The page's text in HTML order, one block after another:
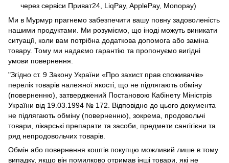
через сервіси Приват24, LiqPay, ApplePay, Monopay)
Ми в Мурмур прагнемо забезпечити вашу повну задоволеність
нашими продуктами. Ми розуміємо, що іноді можуть виникати
ситуації, коли вам потрібна додаткова допомога або заміна
товару. Тому ми надаємо гарантію та пропонуємо вигідні
умови повернення.
"Згідно ст. 9 Закону України «Про захист прав споживачів»
перелік товарів належної якості, що не підлягають обміну
(поверненню), затверджений Постановою Кабінету Міністрів
України від 19.03.1994 № 172. Відповідно до цього документа
не підлягають обміну (поверненню), зокрема, продовольчі
товари, лікарські препарати та засоби, предмети сангігієни та
ряд непродовольчих товарів.
Обмін або повернення коштів покупцю можливий лише в тому
випадку, якщо він помилково отримав інші товари, які не